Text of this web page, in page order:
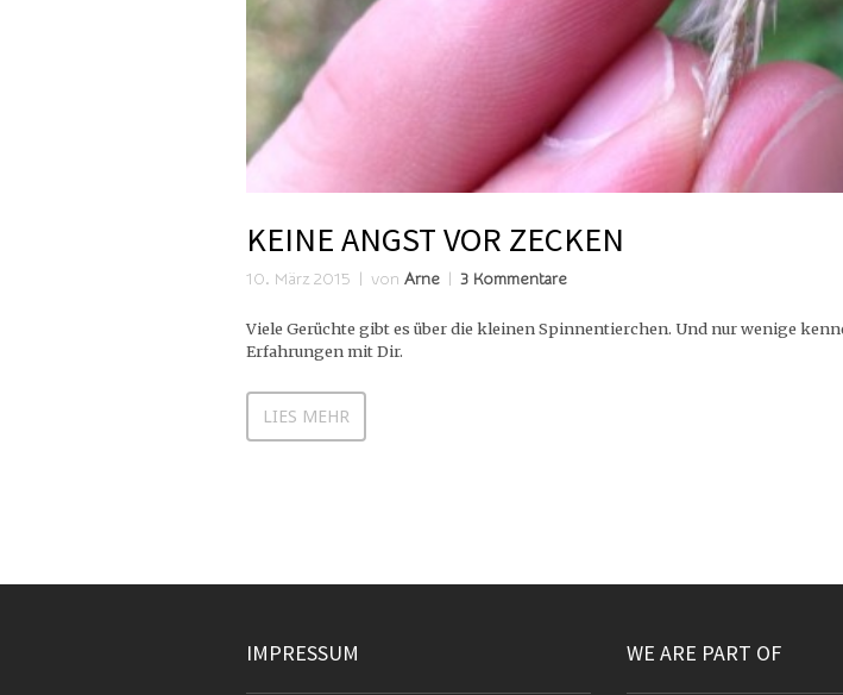
KEINE ANGST VOR ZECKEN
10. März 2015 von Arne 3 Kommentare
Viele Gerüchte gibt es über die kleinen Spinnentierchen. Und nur wenige
Erfahrungen mit Dir.
LIES MEHR
IMPRESSUM WE ARE PART OF